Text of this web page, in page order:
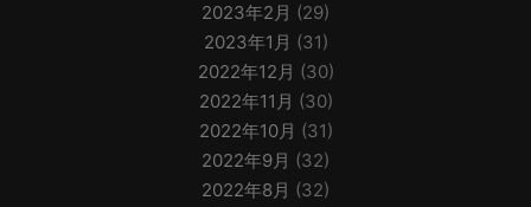
2023年2月 (29)
2023年1月 (31)
2022年12月 (30)
2022年11月 (30)
2022年10月 (31)
2022年9月 (32)
2022年8月 (32)